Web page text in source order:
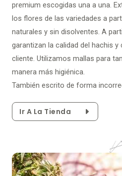
premium escogidas una a una.
los flores de las variedades a
naturales y sin disolventes. A
garantizan la calidad del hachis y
cliente. Utilizamos mallas para
manera más higiénica.
También escrito de forma
Ir A La Tienda